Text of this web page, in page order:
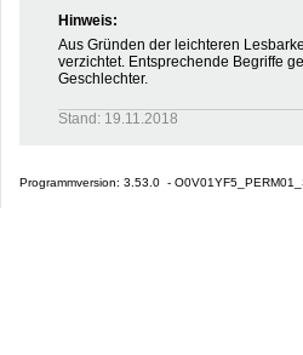
Hinweis:
Aus Gründen der leichteren
verzichtet. Entsprechende Begriffe
Geschlechter.
Stand: 19.11.2018
Programmversion: 3.53.0 -